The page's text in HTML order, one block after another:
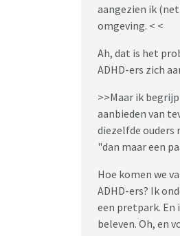
aangezien ik
omgeving. < <
Ah, dat is het
ADHD-ers zich
>>Maar ik
aanbieden van
diezelfde ouders
"dan maar een
Hoe komen we
ADHD-ers? Ik
een pretpark. En
beleven. Oh, en